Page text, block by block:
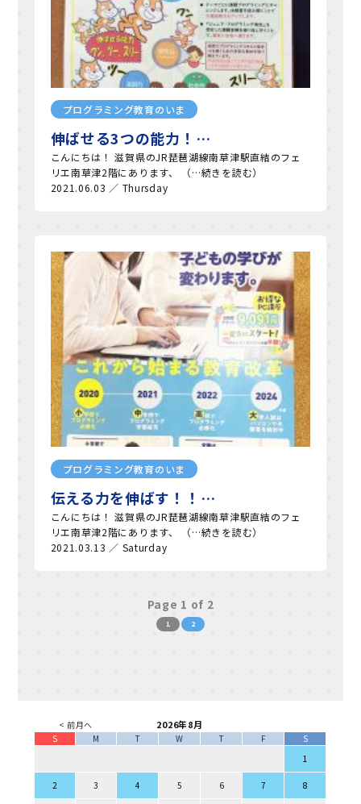
プログラミング教育のいま
伸ばせる3つの能力！…
こんにちは！ 滋賀県のJR琵琶湖線南草津駅直結のフェ
リエ南草津2階にあります、 （…続きを読む）
2021.06.03 ／ Thursday
プログラミング教育のいま
伝える力を伸ばす！！…
こんにちは！ 滋賀県のJR琵琶湖線南草津駅直結のフェ
リエ南草津2階にあります、 （…続きを読む）
2021.03.13 ／ Saturday
Page 1 of 2
1 2
< 前月へ 2026年8月
S M T W T F
S
1
2 3 4 5 6 7 8